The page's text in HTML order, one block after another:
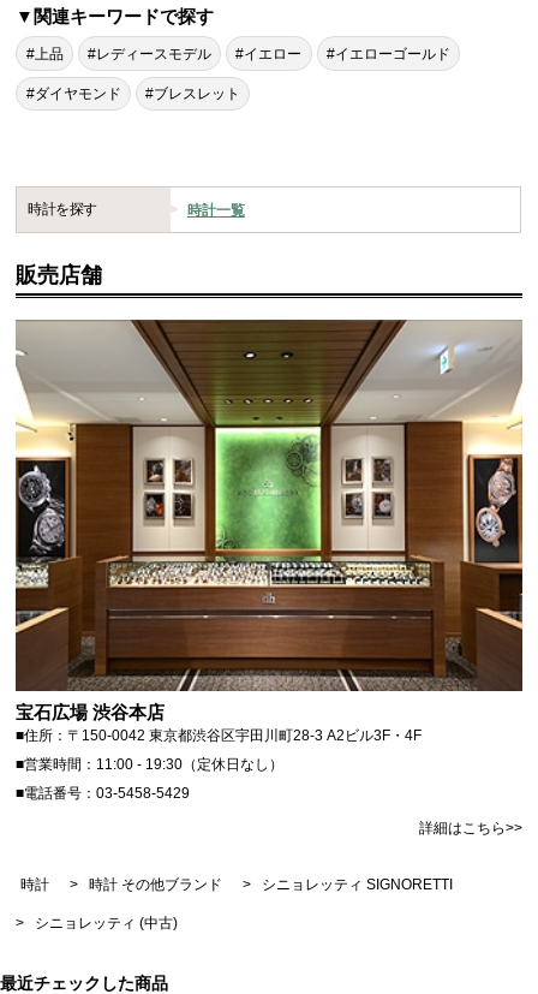
▼関連キーワードで探す
#上品 #レディースモデル #イエロー #イエローゴールド
#ダイヤモンド #ブレスレット
時計を探す 時計一覧
販売店舗
宝石広場 渋谷本店
■住所：〒150-0042 東京都渋谷区宇田川町28-3 A2ビル3F・4F
■営業時間：11:00 - 19:30（定休日なし）
■電話番号：03-5458-5429
詳細はこちら>>
時計 > 時計 その他ブランド > シニョレッティ SIGNORETTI
> シニョレッティ (中古)
最近チェックした商品